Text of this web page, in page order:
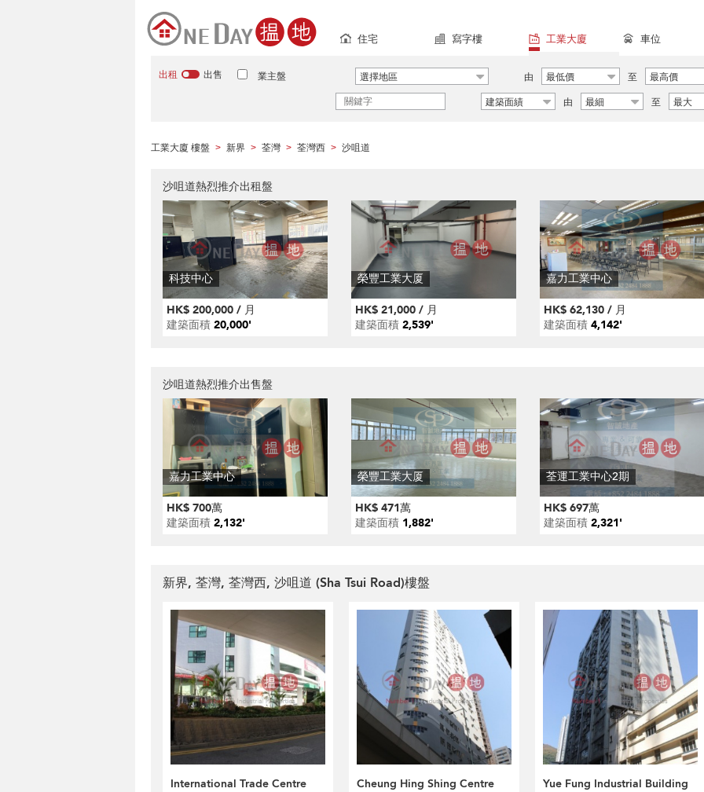
住宅 寫字樓 工業大廈 車位
出租 出售 業主盤 選擇地區 由 最低價 至
最高價
建築面績
由 最細 至 最大
工業大廈 樓盤 > 新界 > 荃灣 > 荃灣西 > 沙咀道
沙咀道熱烈推介出租盤
科技中心
HK$ 200,000 / 月
建築面積 20,000'
榮豐工業大厦
HK$ 21,000 / 月
建築面積 2,539'
嘉力工業中心
HK$ 62,130 / 月
建築面積 4,142'
沙咀道熱烈推介出售盤
嘉力工業中心
HK$ 700萬
建築面積 2,132'
榮豐工業大厦
HK$ 471萬
建築面積 1,882'
荃運工業中心2期
HK$ 697萬
建築面積 2,321'
新界, 荃灣, 荃灣西, 沙咀道 (Sha Tsui Road)樓盤
International Trade Centre Cheung Hing Shing Centre Yue Fung Industrial Building